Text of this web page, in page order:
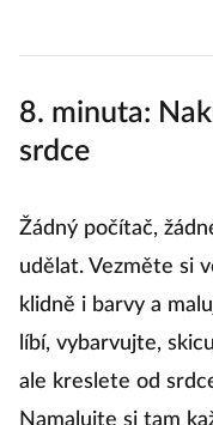
8. minuta:
srdce
Žádný počítač,
udělat. Vezměte si
klidně i barvy a
líbí, vybarvujte,
ale kreslete od
Namalujte si tam